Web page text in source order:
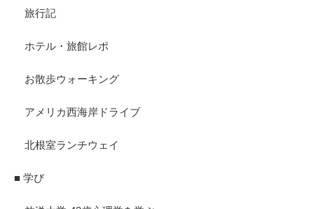
旅行記
ホテル・旅館レポ
お散歩ウォーキング
アメリカ西海岸ドライブ
北根室ランチウェイ
■ 学び